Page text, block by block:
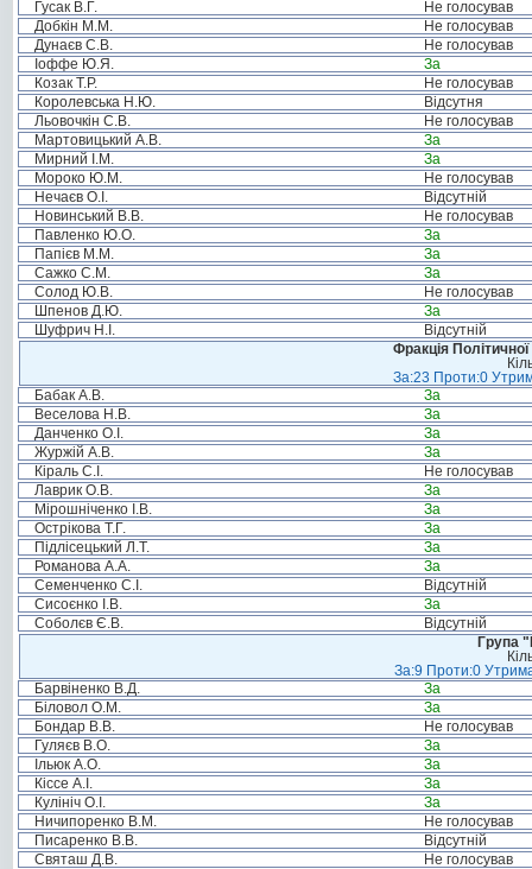
Гусак В.Г.
Не голосував
Добкін М.М.
Не голосував
Дунаєв С.В.
Не голосував
Іоффе Ю.Я.
За
Козак Т.Р.
Не голосував
Королевська Н.Ю.
Відсутня
Льовочкін С.В.
Не голосував
Мартовицький А.В.
За
Мирний І.М.
За
Мороко Ю.М.
Не голосував
Нечаєв О.І.
Відсутній
Новинський В.В.
Не голосував
Павленко Ю.О.
За
Папієв М.М.
За
Сажко С.М.
За
Солод Ю.В.
Не голосував
Шпенов Д.Ю.
За
Шуфрич Н.І.
Відсутній
Фракція
За:23 Проти:0
Бабак А.В.
За
Веселова Н.В.
За
Данченко О.І.
За
Журжій А.В.
За
Кіраль С.І.
Не голосував
Лаврик О.В.
За
Мірошніченко І.В.
За
Острікова Т.Г.
За
Підлісецький Л.Т.
За
Романова А.А.
За
Семенченко С.І.
Відсутній
Сисоєнко І.В.
За
Соболєв Є.В.
Відсутній
Група
За:9 Проти:0
Барвіненко В.Д.
За
Біловол О.М.
За
Бондар В.В.
Не голосував
Гуляєв В.О.
За
Ільюк А.О.
За
Кіссе А.І.
За
Кулініч О.І.
За
Ничипоренко В.М.
Не голосував
Писаренко В.В.
Відсутній
Святаш Д.В.
Не голосував